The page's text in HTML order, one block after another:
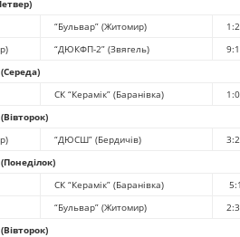
“Бульвар” (Житомир)
1:2
“ДЮКФП-2” (Звягель)
9:1
СК “Керамік” (Баранівка)
1:0
“ДЮСШ” (Бердичів)
3:2
СК “Керамік” (Баранівка)
“Бульвар” (Житомир)
2:3